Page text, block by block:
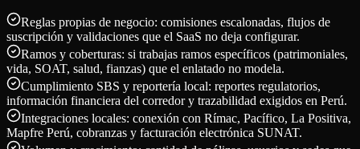
Reglas propias de negocio: comisiones escalonadas, flujos de
suscripción y validaciones que el SaaS no deja configurar.
Ramos y coberturas: si trabajas ramos específicos (patrimoniales,
vida, SOAT, salud, fianzas) que el enlatado no modela.
Cumplimiento SBS y reportería local: reportes regulatorios,
información financiera del corredor y trazabilidad exigidos en Perú.
Integraciones locales: conexión con Rímac, Pacífico, La Positiva,
Mapfre Perú, cobranzas y facturación electrónica SUNAT.